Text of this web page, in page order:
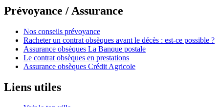
Prévoyance / Assurance
Nos conseils prévoyance
Racheter un contrat obsèques avant le décès : est-ce possible ?
Assurance obsèques La Banque postale
Le contrat obsèques en prestations
Assurance obsèques Crédit Agricole
Liens utiles